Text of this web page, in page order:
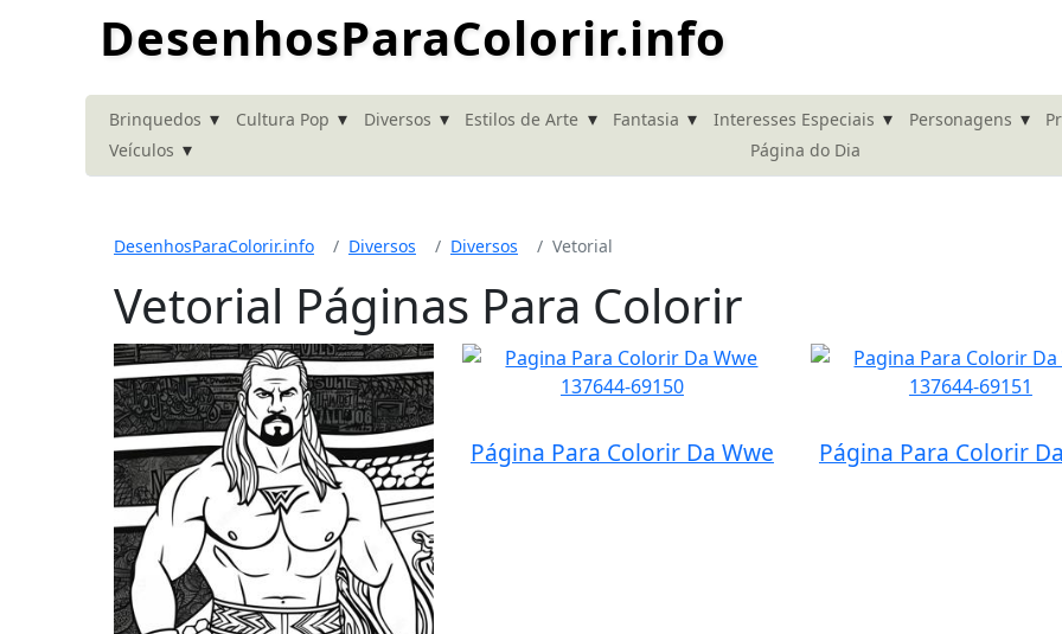
DesenhosParaColorir.info
Brinquedos ▾ Cultura Pop ▾ Diversos ▾ Estilos de Arte ▾ Fantasia ▾ Interesses Especiais ▾ Personagens ▾
Veículos ▾ Página do Dia
DesenhosParaColorir.info Diversos Diversos Vetorial
Vetorial Páginas Para Colorir
Página Para Colorir Da Wwe Página Para Colorir